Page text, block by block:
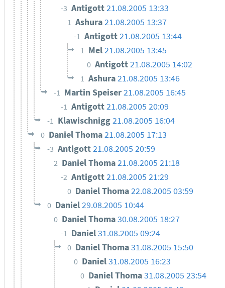
-3 Antigott21.08.2005 13:33
1 Ashura21.08.2005 13:37
-1 Antigott21.08.2005 13:44
1 Mel21.08.2005 13:45
0 Antigott21.08.2005 14:02
1 Ashura21.08.2005 13:46
-1 Martin Speiser21.08.2005 16:45
-1 Antigott21.08.2005 20:09
-1 Klawischnigg21.08.2005 16:04
0 Daniel Thoma21.08.2005 17:13
-3 Antigott21.08.2005 20:59
2 Daniel Thoma21.08.2005 21:18
-2 Antigott21.08.2005 21:29
0 Daniel Thoma22.08.2005 03:59
0 Daniel29.08.2005 10:44
0 Daniel Thoma30.08.2005 18:27
-1 Daniel31.08.2005 09:24
0 Daniel Thoma31.08.2005 15:50
0 Daniel31.08.2005 16:23
0 Daniel Thoma31.08.2005 23:54